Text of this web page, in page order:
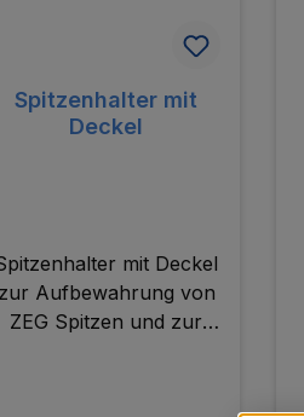
Spitzenhalter mit
Deckel
mit Deckel
zur Aufbewahrung von
ZEG Spitzen und zur